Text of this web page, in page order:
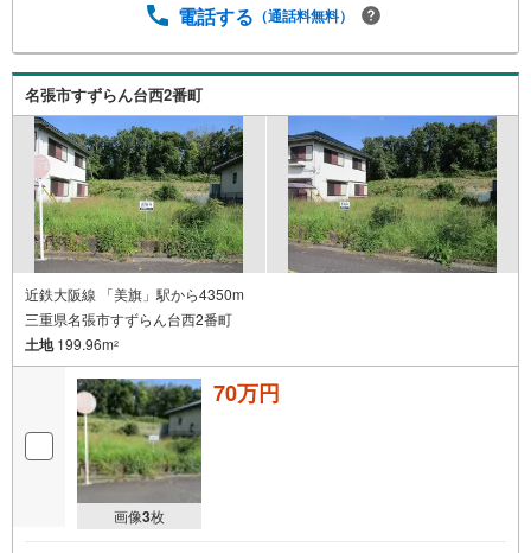
電話する （通話料無料）
名張市すずらん台西2番町
近鉄大阪線 「美旗」駅から4350m
三重県名張市すずらん台西2番町
土地199.96m2
画像3枚
70万円